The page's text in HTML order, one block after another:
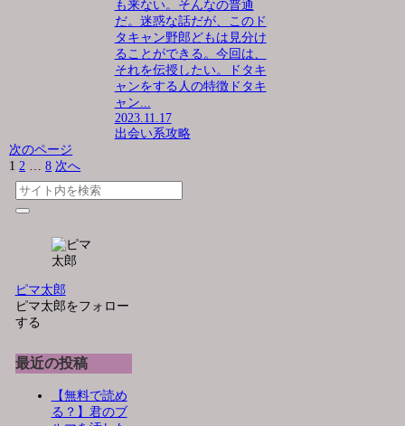
も来ない。そんなの普通
だ。迷惑な話だが、このド
タキャン野郎どもは見分け
ることができる。今回は、
それを伝授したい。ドタキ
ャンをする人の特徴ドタキ
ャン...
2023.11.17
出会い系攻略
次のページ
1 2 … 8 次へ
ピマ太郎
ピマ太郎をフォロー
する
最近の投稿
【無料で読め
る？】君のブ